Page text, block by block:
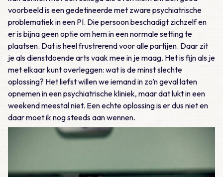
voorbeeld is een gedetineerde met zware psychiatrische
problematiek in een PI. Die persoon beschadigt zichzelf en
er is bijna geen optie om hem in een normale setting te
plaatsen. Dat is heel frustrerend voor alle partijen. Daar zit
je als dienstdoende arts vaak mee in je maag. Het is fijn als je
met elkaar kunt overleggen: wat is de minst slechte
oplossing? Het liefst willen we iemand in zo’n geval laten
opnemen in een psychiatrische kliniek, maar dat lukt in een
weekend meestal niet. Een echte oplossing is er dus niet en
daar moet ik nog steeds aan wennen.